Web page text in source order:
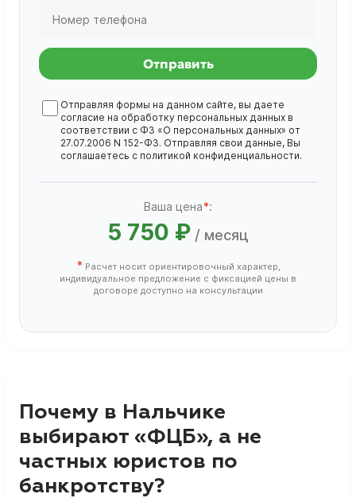
Отправить
Отправляя формы на данном сайте, вы даете
согласие на обработку персональных данных в
соответствии с ФЗ «О персональных данных» от
27.07.2006 N 152-ФЗ. Отправляя свои данные, Вы
соглашаетесь с политикой конфиденциальности.
Ваша цена*:
5 750 ₽ / месяц
* Расчет носит ориентировочный характер,
индивидуальное предложение с фиксацией цены в
договоре доступно на консультации
Почему в Нальчике
выбирают «ФЦБ», а не
частных юристов по
банкротству?